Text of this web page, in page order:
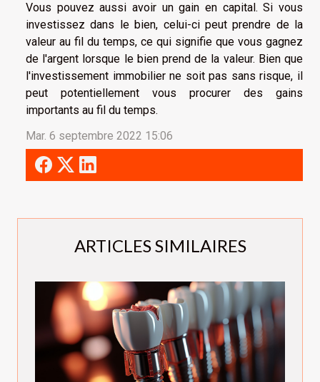
ARTICLES SIMILAIRES
Vous pouvez aussi avoir un gain en capital. Si vous
investissez dans le bien, celui-ci peut prendre de la
valeur au fil du temps, ce qui signifie que vous gagnez
de l'argent lorsque le bien prend de la valeur. Bien que
l'investissement immobilier ne soit pas sans risque, il
peut potentiellement vous procurer des gains
importants au fil du temps.
Mar. 6 septembre 2022 15:06